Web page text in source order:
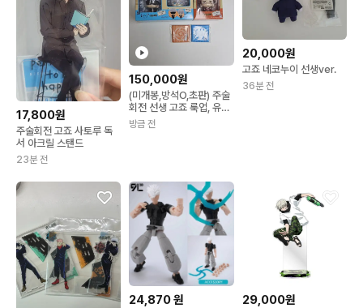
17,800원
주술회전 고죠 사토루 독
서 아크릴 스탠드
23분 전
150,000원
(미개봉,방석O,초판) 주술
회전 선생 고죠 룩업, 유지
룩업 일괄
방금 전
20,000원
고죠 네코누이 선생ver.
36분 전
24,870원 29,000원